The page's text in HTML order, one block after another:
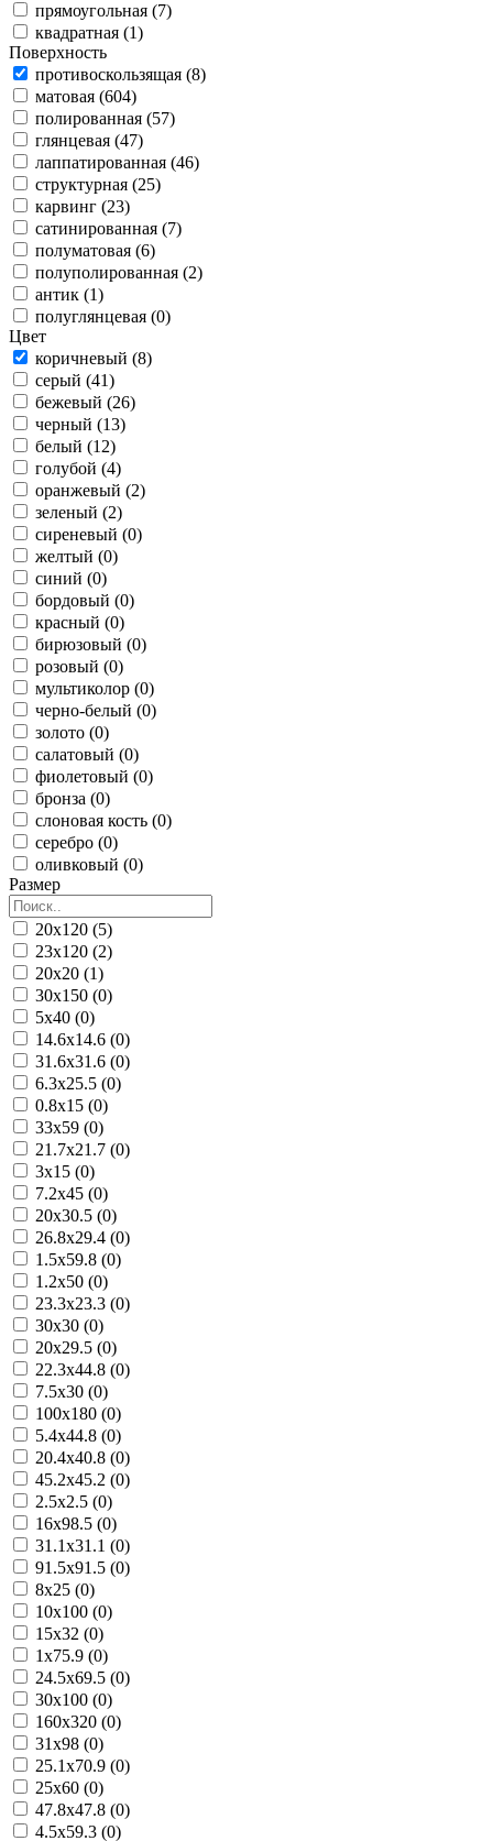
прямоугольная (7)
квадратная (1)
Поверхность
противоскользящая (8)
матовая (604)
полированная (57)
глянцевая (47)
лаппатированная (46)
структурная (25)
карвинг (23)
сатинированная (7)
полуматовая (6)
полуполированная (2)
антик (1)
полуглянцевая (0)
Цвет
коричневый (8)
серый (41)
бежевый (26)
черный (13)
белый (12)
голубой (4)
оранжевый (2)
зеленый (2)
сиреневый (0)
желтый (0)
синий (0)
бордовый (0)
красный (0)
бирюзовый (0)
розовый (0)
мультиколор (0)
черно-белый (0)
золото (0)
салатовый (0)
фиолетовый (0)
бронза (0)
слоновая кость (0)
серебро (0)
оливковый (0)
Размер
20x120 (5)
23x120 (2)
20x20 (1)
30x150 (0)
5x40 (0)
14.6x14.6 (0)
31.6x31.6 (0)
6.3x25.5 (0)
0.8x15 (0)
33x59 (0)
21.7x21.7 (0)
3x15 (0)
7.2x45 (0)
20x30.5 (0)
26.8x29.4 (0)
1.5x59.8 (0)
1.2x50 (0)
23.3x23.3 (0)
30x30 (0)
20x29.5 (0)
22.3x44.8 (0)
7.5x30 (0)
100x180 (0)
5.4x44.8 (0)
20.4x40.8 (0)
45.2x45.2 (0)
2.5x2.5 (0)
16x98.5 (0)
31.1x31.1 (0)
91.5x91.5 (0)
8x25 (0)
10x100 (0)
15x32 (0)
1x75.9 (0)
24.5x69.5 (0)
30x100 (0)
160x320 (0)
31x98 (0)
25.1x70.9 (0)
25x60 (0)
47.8x47.8 (0)
4.5x59.3 (0)